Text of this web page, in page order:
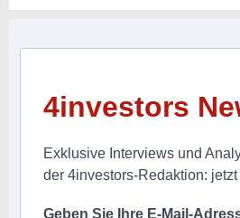
4investors
Exklusive Interviews und
der 4investors-Redaktion:
Geben Sie Ihre E-Mail-